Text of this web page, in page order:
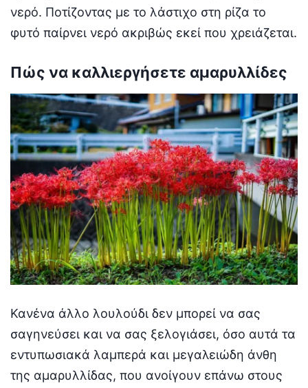
νερό. Ποτίζοντας με το λάστιχο στη ρίζα το
φυτό παίρνει νερό ακριβώς εκεί που χρειάζεται.
Πώς να καλλιεργήσετε αμαρυλλίδες
Κανένα άλλο λουλούδι δεν μπορεί να σας
σαγηνεύσει και να σας ξελογιάσει, όσο αυτά τα
εντυπωσιακά λαμπερά και μεγαλειώδη άνθη
της αμαρυλλίδας, που ανοίγουν επάνω στους